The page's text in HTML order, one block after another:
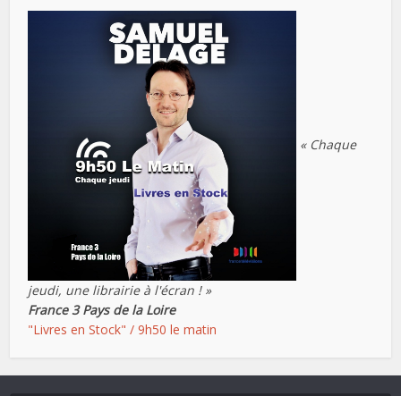
« Chaque
jeudi, une librairie à l'écran ! »
France 3 Pays de la Loire
"Livres en Stock" / 9h50 le matin